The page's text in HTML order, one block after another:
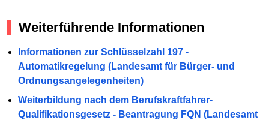
Weiterführende Informationen
Informationen zur Schlüsselzahl 197 -
Automatikregelung (Landesamt für Bürger- und
Ordnungsangelegenheiten)
Weiterbildung nach dem Berufskraftfahrer-
Qualifikationsgesetz - Beantragung FQN (Landesamt